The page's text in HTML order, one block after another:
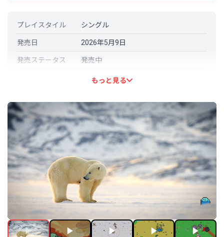
プレイスタイル シングル
発売日 2026年5月9日
発売ステータス 発売中
Odd Dreams Digital
言語対応
日本語: 対応
その他の言語
英語
フランス語
ドイツ語
スペイン語 - スペイン
ポーランド語
ポルトガル語－ブラジル
ロシア語
中国語（簡体字）
韓国語
ウクライナ語
中国語（繁体字）
もっと見る